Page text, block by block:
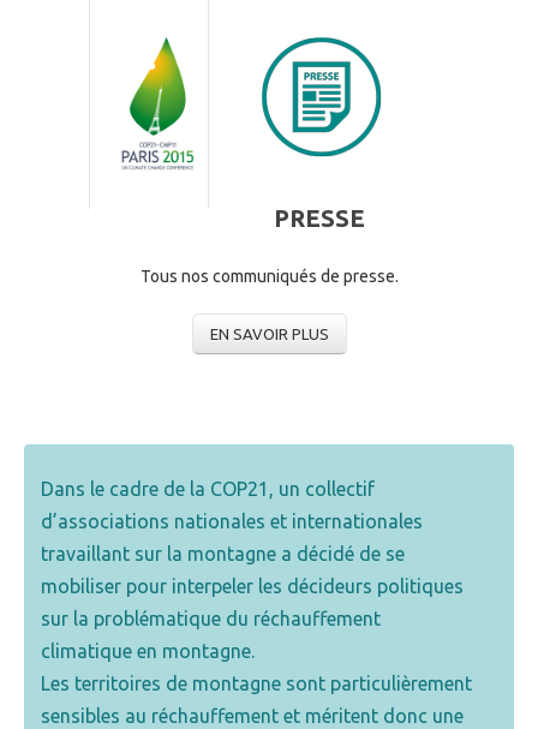
PRESSE
Tous nos communiqués de presse.
EN SAVOIR PLUS
Dans le cadre de la COP21, un collectif
d’associations nationales et internationales
travaillant sur la montagne a décidé de se
mobiliser pour interpeler les décideurs politiques
sur la problématique du réchauffement
climatique en montagne.
Les territoires de montagne sont particulièrement
sensibles au réchauffement et méritent donc une